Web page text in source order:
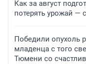
Как за август
потерять урожай —
Победили опухоль
младенца с того
Тюмени со